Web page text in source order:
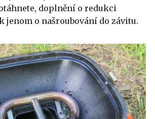
doplnění o redukci
jenom o našroubování do závitu.